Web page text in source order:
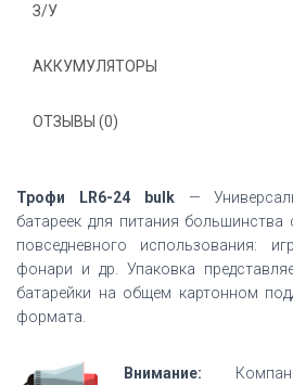
З/У
АККУМУЛЯТОРЫ
ОТЗЫВЫ (0)
Трофи LR6-24 bulk—
батареек для питания большинства
повседневного использования:
фонари и др. Упаковка
батарейки на общем картонном
формата.
Внимание: